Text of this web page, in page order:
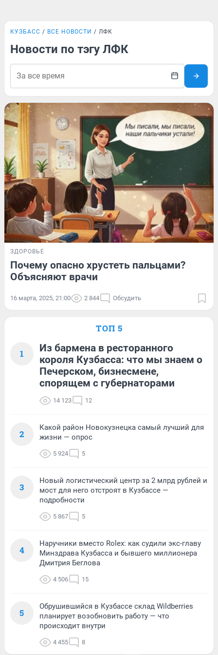
КУЗБАСС ВСЕ НОВОСТИ ЛФК
Новости по тэгу ЛФК
ЗДОРОВЬЕ
Почему опасно хрустеть пальцами?
Объясняют врачи
16 марта, 2025, 21:00 2 844 Обсудить
ТОП 5
1
Из бармена в ресторанного
короля Кузбасса: что мы знаем о
Печерском, бизнесмене,
спорящем с губернаторами
14 123 12
2
Какой район Новокузнецка самый лучший для
жизни — опрос
5 924 5
3
Новый логистический центр за 2 млрд рублей и
мост для него отстроят в Кузбассе —
подробности
5 867 5
4
Наручники вместо Rolex: как судили экс-главу
Минздрава Кузбасса и бывшего миллионера
Дмитрия Беглова
4 506 15
5
Обрушившийся в Кузбассе склад Wildberries
планирует возобновить работу — что
происходит внутри
4 455 8